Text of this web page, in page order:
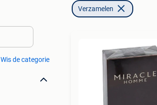
Wis de categorie
Verzamelen